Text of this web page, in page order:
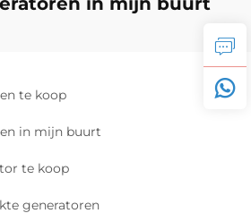
te koop
in mijn buurt
te koop
generatoren